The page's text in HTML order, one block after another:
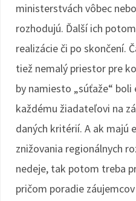
ministerstvách vôbec
rozhodujú. Ďalší ich
realizácie či po skončení.
tiež nemalý priestor pre
by namiesto „súťaže“
každému žiadateľovi na
daných kritérií. A ak majú
znižovania regionálnych
nedeje, tak potom treba
pričom poradie